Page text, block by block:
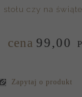
stołu czy na
cena 99,00
Zapytaj o produkt